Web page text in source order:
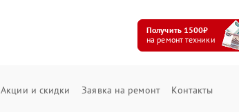
Получить 1500₽
на ремонт техники
Акции и скидки Заявка на ремонт Контакты